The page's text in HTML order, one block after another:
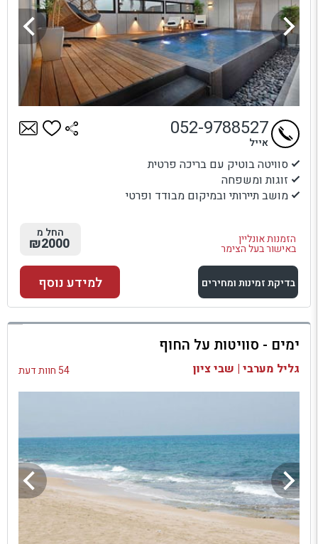
סוויטה בוטיק עם בריכה פרטית
זוגות ומשפחה
מושב תיירותי ובמיקום מבודד ופרטי
הזמנות אונליין
באישור בעל הצימר
052-9788527
אייל
החל מ
₪2000
בדיקת זמינות ומחירים
למתחם זה
בדיקת זמינות ומחירים
למידע נוסף
ימים - סוויטות על החוף
גליל מערבי | שבי ציון 54 חוות דעת